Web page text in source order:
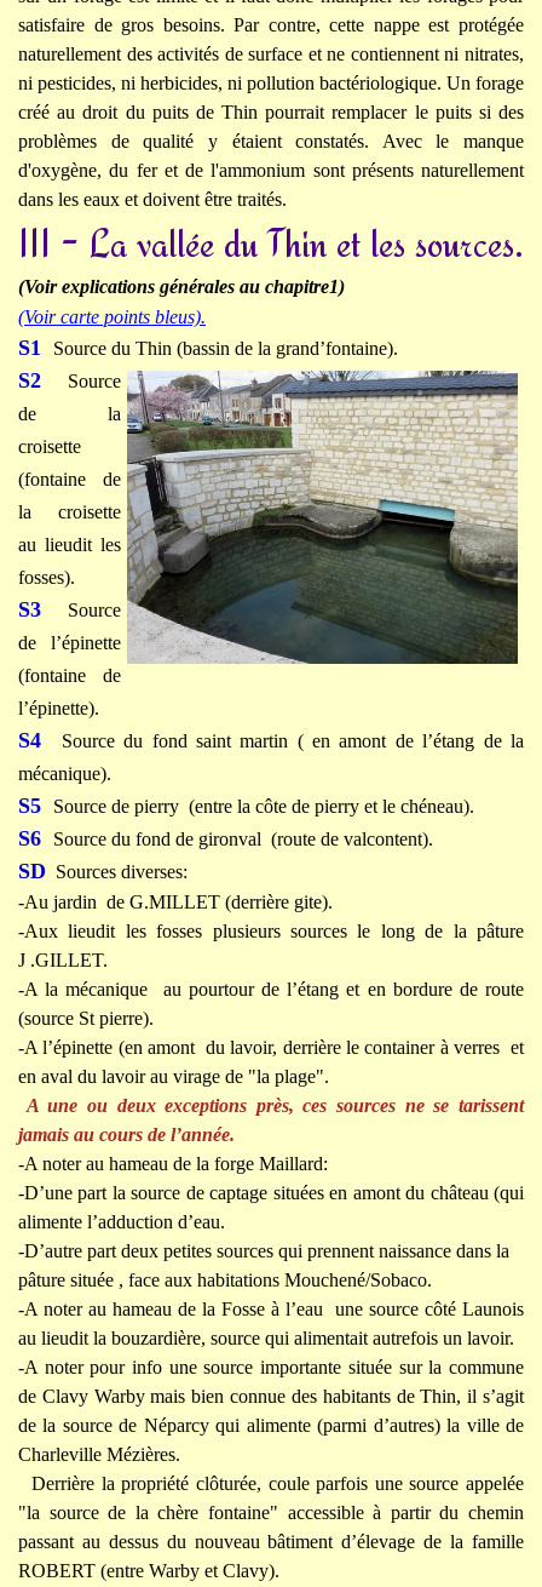
satisfaire de gros besoins. Par contre, cette nappe est protégée
naturellement des activités de surface et ne contiennent ni nitrates,
ni pesticides, ni herbicides, ni pollution bactériologique. Un forage
créé au droit du puits de Thin pourrait remplacer le puits si des
problèmes de qualité y étaient constatés. Avec le manque
d'oxygène, du fer et de l'ammonium sont présents naturellement
dans les eaux et doivent être traités.
III - La vallée du Thin et les sources.
(Voir explications générales au chapitre1)
(Voir carte points bleus).
S1 Source du Thin (bassin de la grand’fontaine).
S2
Source
de la
croisette
(fontaine de
la croisette
au lieudit les
fosses).
S3
Source
de l’épinette
(fontaine de
l’épinette).
S4
Source du fond saint martin ( en amont de l’étang de la
mécanique).
S5 Source de pierry (entre la côte de pierry et le chéneau).
S6 Source du fond de gironval (route de valcontent).
SD Sources diverses:
-Au jardin de G.MILLET (derrière gite).
-Aux lieudit les fosses plusieurs sources le long de la pâture
J .GILLET.
-A la mécanique au pourtour de l’étang et en bordure de route
(source St pierre).
-A l’épinette (en amont du lavoir, derrière le container à verres et
en aval du lavoir au virage de "la plage".
A une ou deux exceptions près, ces sources ne se tarissent
jamais au cours de l’année.
-A noter au hameau de la forge Maillard:
-D’une part la source de captage situées en amont du château (qui
alimente l’adduction d’eau.
-D’autre part deux petites sources qui prennent naissance dans la
pâture située , face aux habitations Mouchené/Sobaco.
-A noter au hameau de la Fosse à l’eau une source côté Launois
au lieudit la bouzardière, source qui alimentait autrefois un lavoir.
-A noter pour info une source importante située sur la commune
de Clavy Warby mais bien connue des habitants de Thin, il s’agit
de la source de Néparcy qui alimente (parmi d’autres) la ville de
Charleville Mézières.
Derrière la propriété clôturée, coule parfois une source appelée
"la source de la chère fontaine" accessible à partir du chemin
passant au dessus du nouveau bâtiment d’élevage de la famille
ROBERT (entre Warby et Clavy).